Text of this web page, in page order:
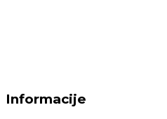
Informacije